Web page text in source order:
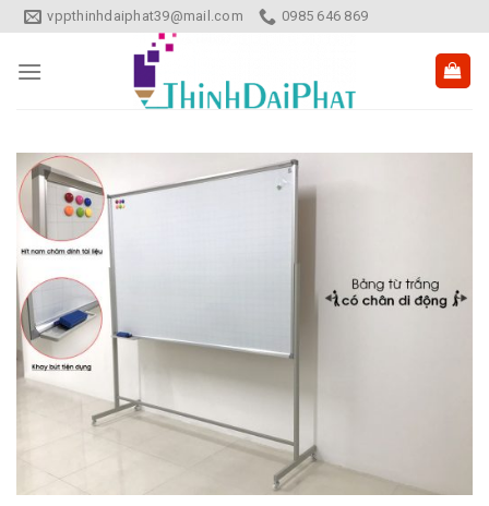
Skip
to
content
vppthinhdaiphat39@mail.com 0985 646 869